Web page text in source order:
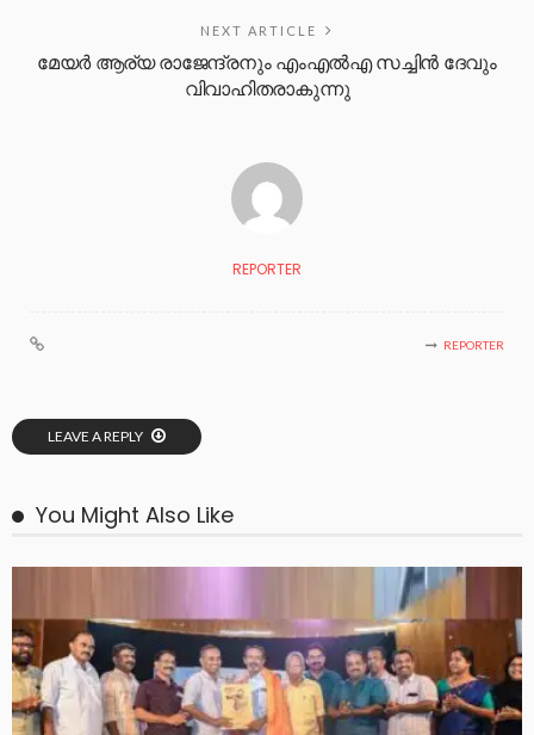
NEXT ARTICLE
മേയർ ആര്യ രാജേന്ദ്രനും എംഎല്‍എ സച്ചിന്‍ ദേവും
വിവാഹിതരാകുന്നു
REPORTER
REPORTER
LEAVE A REPLY
You Might Also Like